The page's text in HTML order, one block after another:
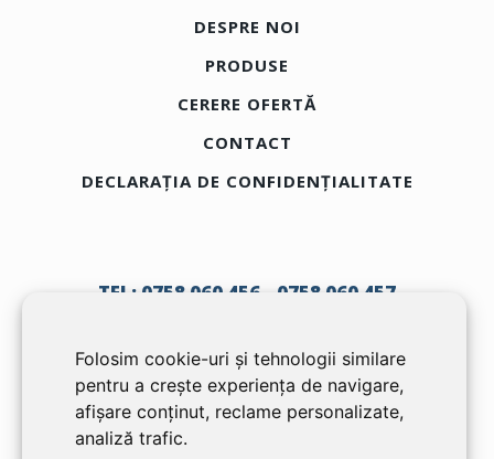
Folosim cookie-uri și tehnologii similare
pentru a crește experiența de navigare,
afișare conținut, reclame personalizate,
analiză trafic.
DESPRE NOI
PRODUSE
CERERE OFERTĂ
CONTACT
DECLARAȚIA DE CONFIDENȚIALITATE
TEL: 0758 060 456 0758 060 457
TECCO DOOR SRL
RO26379502
J12/16/2010